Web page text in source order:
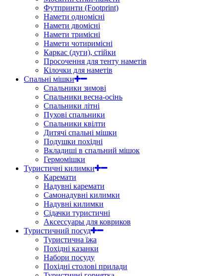
Футпринти (Footprint)
Намети одномісні
Намети двомісні
Намети тримісні
Намети чотиримісні
Каркас (дуги), стійки
Просочення для тенту наметів
Кілочки для наметів
Спальні мішки
Спальники зимові
Спальники весна-осінь
Спальники літні
Пухові спальники
Спальники квілти
Дитячі спальні мішки
Подушки похідні
Вкладиші в спальний мішок
Гермомішки
Туристичні килимки
Каремати
Надувні каремати
Самонадувні килимки
Надувні килимки
Сідачки туристичні
Аксессуары для ковриков
Туристичний посуд
Туристична їжа
Похідні казанки
Набори посуду
Похідні столові прилади